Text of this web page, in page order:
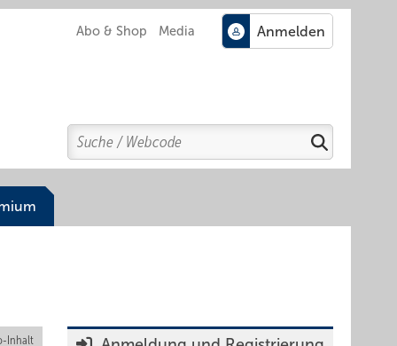
Abo & Shop Media
Search
Suchen
Inhalt